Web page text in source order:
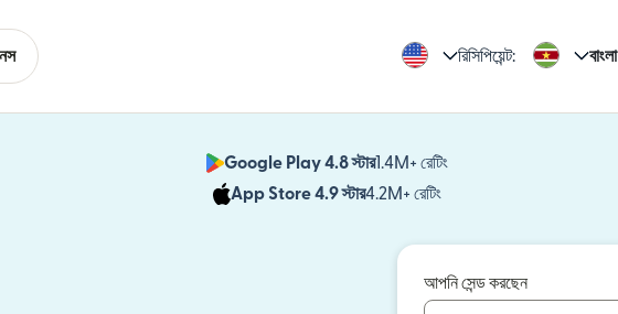
রিসিপিয়েন্ট: বাংলা
Google Play 4.8 স্টার1.4M+ রেটিং
App Store 4.9 স্টার4.2M+ রেটিং
আপনি সেন্ড করছেন